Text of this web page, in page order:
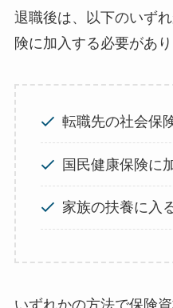
退職後は、以下のいず
険に加入する必要があり
転職先の社会保
国民健康保険に
家族の扶養に入
いずれかの方法で保険